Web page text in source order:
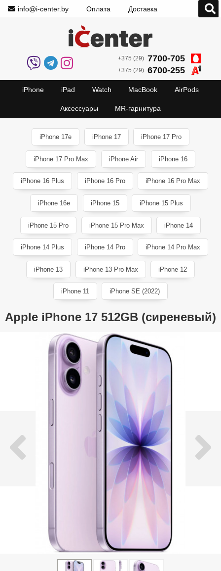
info@i-center.by Оплата Доставка
+375 (29) 7700-705
+375 (29) 6700-255
iPhone iPad Watch MacBook AirPods
Аксессуары MR-гарнитура
iPhone 17e iPhone 17 iPhone 17 Pro
iPhone 17 Pro Max iPhone Air iPhone 16
iPhone 16 Plus iPhone 16 Pro iPhone 16 Pro Max
iPhone 16e iPhone 15 iPhone 15 Plus
iPhone 15 Pro iPhone 15 Pro Max iPhone 14
iPhone 14 Plus iPhone 14 Pro iPhone 14 Pro Max
iPhone 13 iPhone 13 Pro Max iPhone 12
iPhone 11 iPhone SE (2022)
Apple iPhone 17 512GB (сиреневый)